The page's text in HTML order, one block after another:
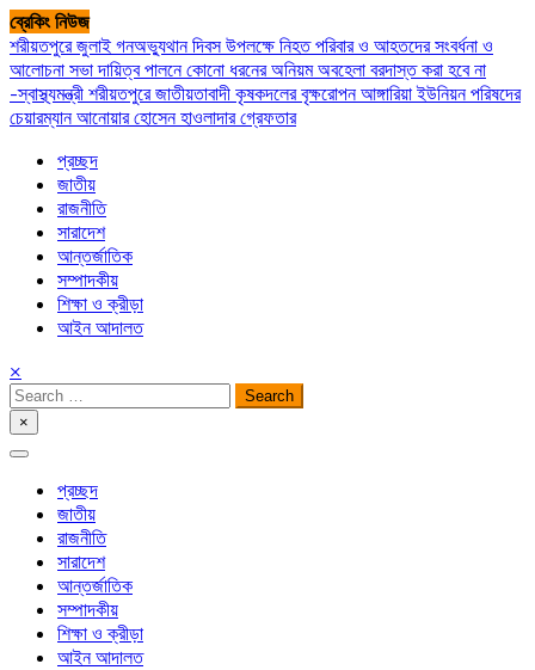
Skip
to
content
ব্রেকিং নিউজ
শরীয়তপুরে জুলাই গনঅভ্যুথান দিবস উপলক্ষে নিহত পরিবার ও আহতদের সংবর্ধনা ও
আলোচনা সভাদায়িত্ব পালনে কোনো ধরনের অনিয়ম অবহেলা বরদাস্ত করা হবে না
-স্বাস্থ্যমন্ত্রী শরীয়তপুরে জাতীয়তাবাদী কৃষকদলের বৃক্ষরোপনআঙ্গারিয়া ইউনিয়ন পরিষদের
চেয়ারম্যান আনোয়ার হোসেন হাওলাদার গ্রেফতার
প্রচ্ছদ
জাতীয়
রাজনীতি
সারাদেশ
আন্তর্জাতিক
সম্পাদকীয়
শিক্ষা ও ক্রীড়া
আইন আদালত
×
Search
for:
×
প্রচ্ছদ
জাতীয়
রাজনীতি
সারাদেশ
আন্তর্জাতিক
সম্পাদকীয়
শিক্ষা ও ক্রীড়া
আইন আদালত